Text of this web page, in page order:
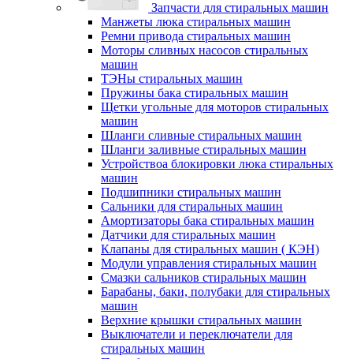
Запчасти для стиральных машин
Манжеты люка стиральных машин
Ремни привода стиральных машин
Моторы сливных насосов стиральных
машин
ТЭНы стиральных машин
Пружины бака стиральных машин
Щетки угольные для моторов стиральных
машин
Шланги сливные стиральных машин
Шланги заливные стиральных машин
Устройствоа блокировки люка стиральных
машин
Подшипники стиральных машин
Сальники для стиральных машин
Амортизаторы бака стиральных машин
Датчики для стиральных машин
Клапаны для стиральных машин ( КЭН)
Модули управления стиральных машин
Смазки сальников стиральных машин
Барабаны, баки, полубаки для стиральных
машин
Верхние крышки стиральных машин
Выключатели и переключатели для
стиральных машин